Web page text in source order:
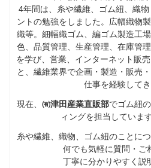
4年間は、糸や繊維、ゴム紐、織
ントの勉強をしました。広幅織物
織等。細幅織ゴム、編ゴム製造工
色、品質管理、生産管理、在庫管
を学び、営業、インターネット販
と、繊維業界で企画・製造・販売
仕事を経験してき
現在、 ㈲津田産業直販部でゴム紐
ィングを担当していま
糸や繊維、織物、ゴム紐のことに
何でも気軽に質問・ご
丁寧に分かりやすく説